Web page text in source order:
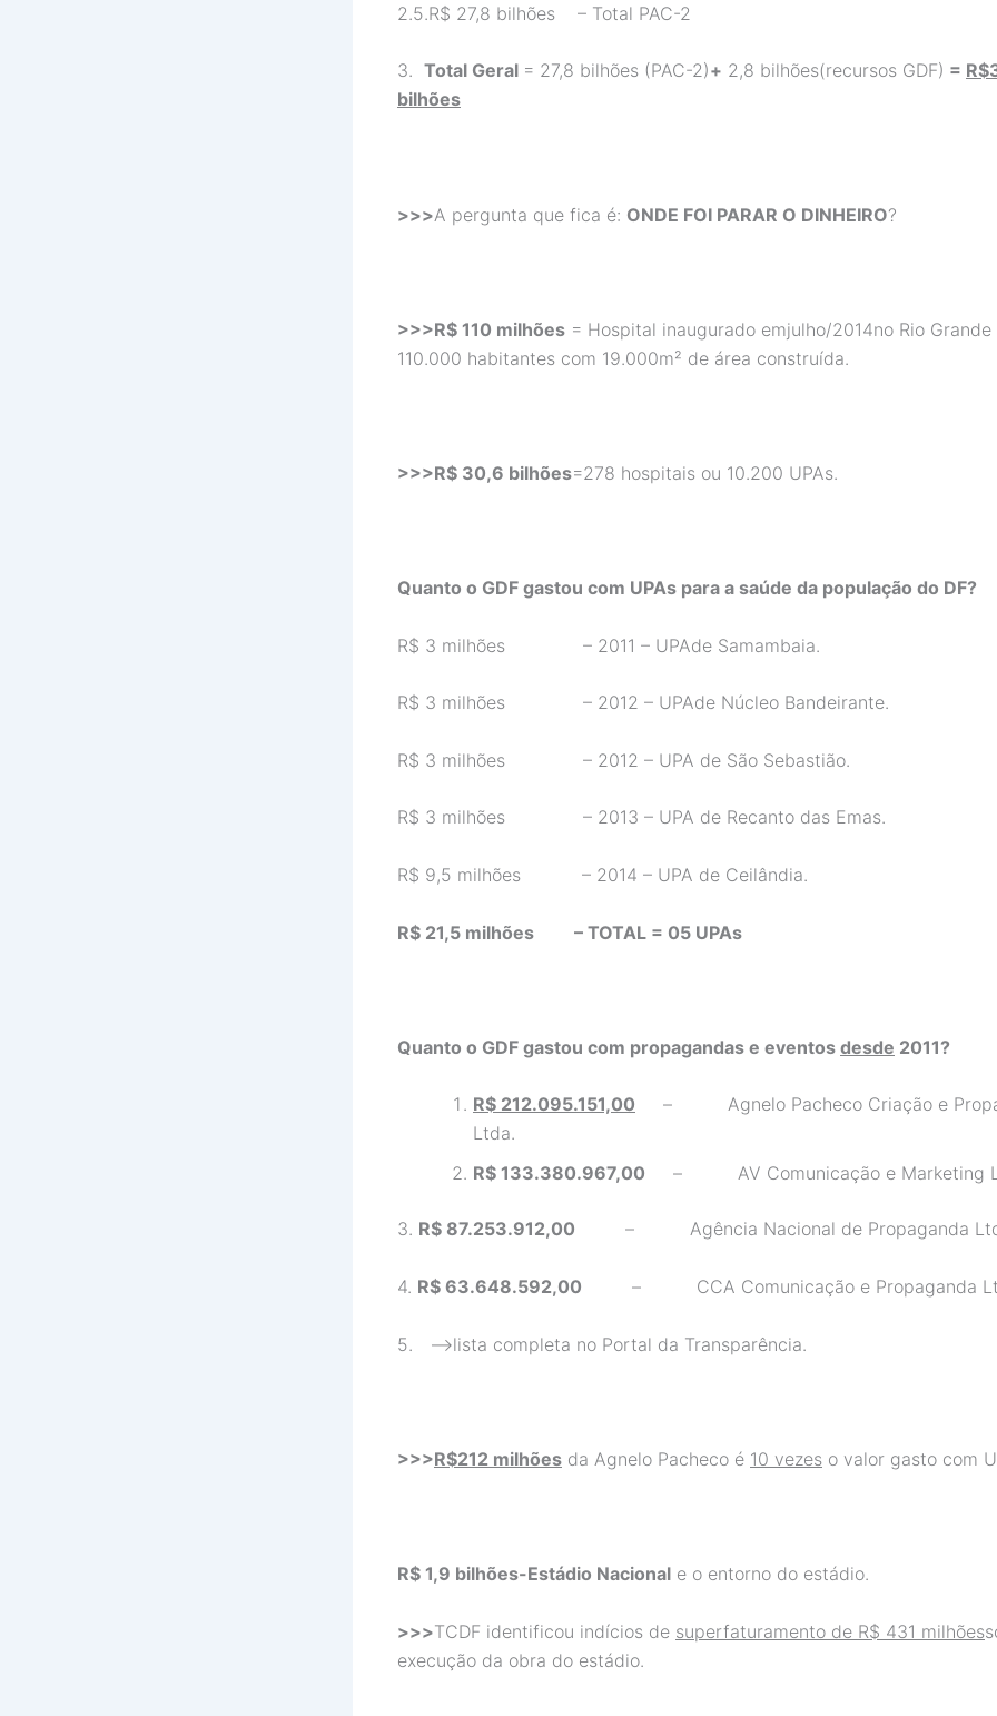
2.5.R$ 27,8 bilhões – Total PAC-2
3. Total Geral = 27,8 bilhões (PAC-2)+ 2,8 bilhões(recursos GDF) =
bilhões
>>>A pergunta que fica é: ONDE FOI PARAR O DINHEIRO?
>>>R$ 110 milhões = Hospital inaugurado emjulho/2014no Rio
110.000 habitantes com 19.000m² de área construída.
>>>R$ 30,6 bilhões=278 hospitais ou 10.200 UPAs.
Quanto o GDF gastou com UPAs para a saúde da população do DF?
R$ 3 milhões – 2011 – UPAde Samambaia.
R$ 3 milhões – 2012 – UPAde Núcleo Bandeirante.
R$ 3 milhões – 2012 – UPA de São Sebastião.
R$ 3 milhões – 2013 – UPA de Recanto das Emas.
R$ 9,5 milhões – 2014 – UPA de Ceilândia.
R$ 21,5 milhões – TOTAL = 05 UPAs
Quanto o GDF gastou com propagandas e eventos desde 2011?
R$ 212.095.151,00 – Agnelo Pacheco Criação e
Ltda.
R$ 133.380.967,00 – AV Comunicação e Marketing
3. R$ 87.253.912,00 – Agência Nacional de Propaganda
4. R$ 63.648.592,00 – CCA Comunicação e Propaganda
5. —>lista completa no Portal da Transparência.
>>>R$212 milhões da Agnelo Pacheco é 10 vezes o valor gasto com
R$ 1,9 bilhões-Estádio Nacional e o entorno do estádio.
>>>TCDF identificou indícios de superfaturamento de R$ 431 milhões
execução da obra do estádio.